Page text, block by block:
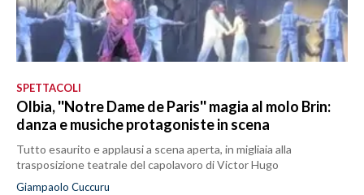
SPETTACOLI
Olbia, ''Notre Dame de Paris'' magia al molo Brin:
danza e musiche protagoniste in scena
Tutto esaurito e applausi a scena aperta, in migliaia alla
trasposizione teatrale del capolavoro di Victor Hugo
Giampaolo Cuccuru